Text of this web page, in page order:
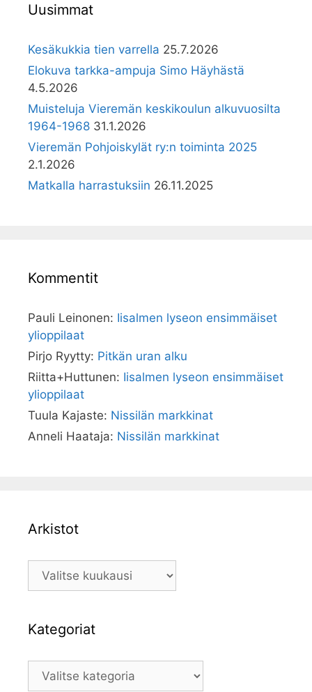
Uusimmat
Kesäkukkia tien varrella 25.7.2026
Elokuva tarkka-ampuja Simo Häyhästä
4.5.2026
Muisteluja Vieremän keskikoulun alkuvuosilta
1964-1968 31.1.2026
Vieremän Pohjoiskylät ry:n toiminta 2025
2.1.2026
Matkalla harrastuksiin 26.11.2025
Kommentit
Pauli Leinonen: Iisalmen lyseon ensimmäiset
ylioppilaat
Pirjo Ryytty: Pitkän uran alku
Riitta+Huttunen: Iisalmen lyseon ensimmäiset
ylioppilaat
Tuula Kajaste: Nissilän markkinat
Anneli Haataja: Nissilän markkinat
Arkistot
Arkistot
Kategoriat
Kategoriat